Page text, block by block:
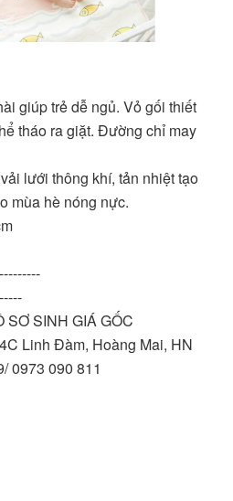
giúp trẻ dễ ngủ. Vỏ gối thiết
tháo ra giặt. Đường chỉ may
lưới thông khí, tản nhiệt tạo
mùa hè nóng nực.
SINH GIÁ GỐC
Linh Đàm, Hoàng Mai, HN
0973 090 811